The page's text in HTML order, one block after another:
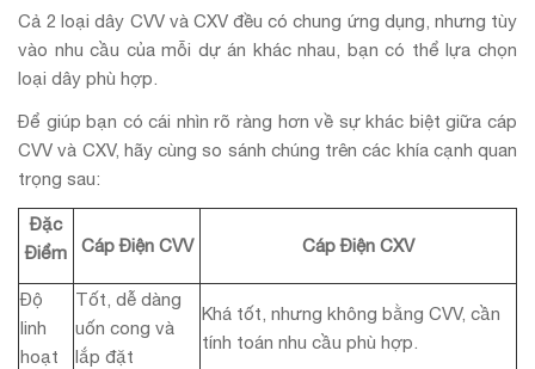
Cả 2 loại dây CVV và CXV đều có chung ứng dụng, nhưng tùy
vào nhu cầu của mỗi dự án khác nhau, bạn có thể lựa chọn
loại dây phù hợp.
Để giúp bạn có cái nhìn rõ ràng hơn về sự khác biệt giữa cáp
CVV và CXV, hãy cùng so sánh chúng trên các khía cạnh quan
trọng sau:
Đặc
Điểm
Cáp Điện CVV Cáp Điện CXV
Độ
linh
hoạt
Tốt, dễ dàng
uốn cong và
lắp đặt
Khá tốt, nhưng không bằng CVV, cần
tính toán nhu cầu phù hợp.